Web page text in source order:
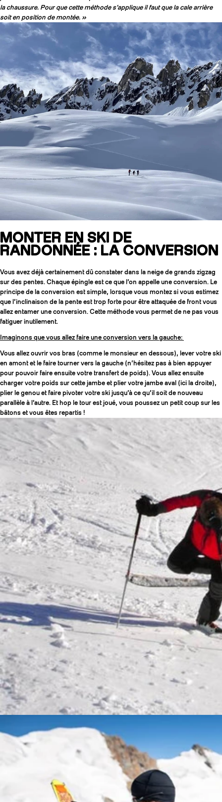
la chaussure. Pour que cette méthode s’applique il faut que la cale arrière
soit en position de montée. »
MONTER EN SKI DE
RANDONNÉE : LA CONVERSION
Vous avez déjà certainement dû constater dans la neige de grands zigzag
sur des pentes. Chaque épingle est ce que l’on appelle une conversion. Le
principe de la conversion est simple, lorsque vous montez si vous estimez
que l’inclinaison de la pente est trop forte pour être attaquée de front vous
allez entamer une conversion. Cette méthode vous permet de ne pas vous
fatiguer inutilement.
Imaginons que vous allez faire une conversion vers la gauche:
Vous allez ouvrir vos bras (comme le monsieur en dessous), lever votre ski
en amont et le faire tourner vers la gauche (n’hésitez pas à bien appuyer
pour pouvoir faire ensuite votre transfert de poids). Vous allez ensuite
charger votre poids sur cette jambe et plier votre jambe aval (ici la droite),
plier le genou et faire pivoter votre ski jusqu’à ce qu’il soit de nouveau
parallèle à l’autre. Et hop le tour est joué, vous poussez un petit coup sur les
bâtons et vous êtes repartis !